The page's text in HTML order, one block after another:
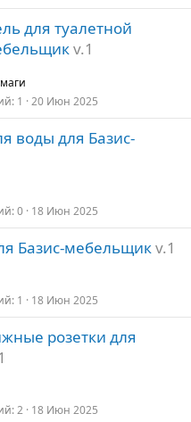
для туалетной
v.1
1 20 Июн 2025
воды для Базис-
0 18 Июн 2025
Базис-мебельщикv.1
1 18 Июн 2025
розетки для
2 18 Июн 2025